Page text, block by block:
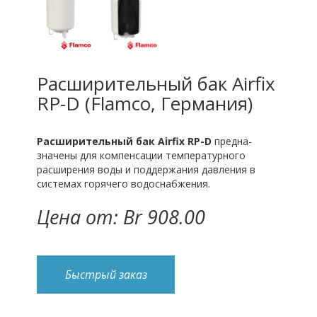
Расширительный бак Airfix
RP-D (Flamco, Германия)
Расширительный бак Airfix RP-D предна­
значены для компенсации температурного
расширения воды и под­держания давления в
системах горячего водоснабжения.
Цена от: Br 908.00
Быстрый заказ